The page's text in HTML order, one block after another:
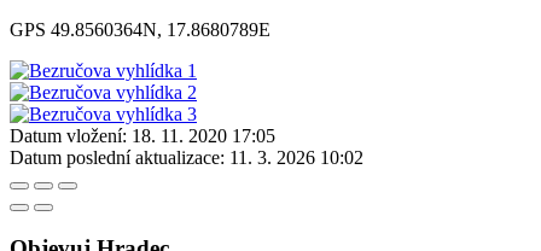
GPS 49.8560364N, 17.8680789E
Datum vložení: 18. 11. 2020 17:05
Datum poslední aktualizace: 11. 3. 2026 10:02